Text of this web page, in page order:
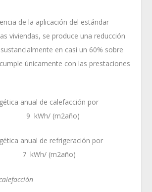
de la aplicación del estándar
viviendas, se produce una reducción
en casi un 60% sobre
únicamente con las prestaciones
anual de calefacción por
9 kWh/ (m2año)
anual de refrigeración por
7 kWh/ (m2año)